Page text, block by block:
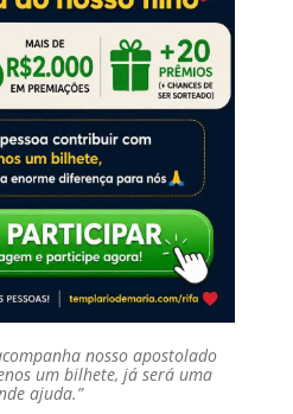
nosso apostolado
um bilhete, já será uma
ajuda.”